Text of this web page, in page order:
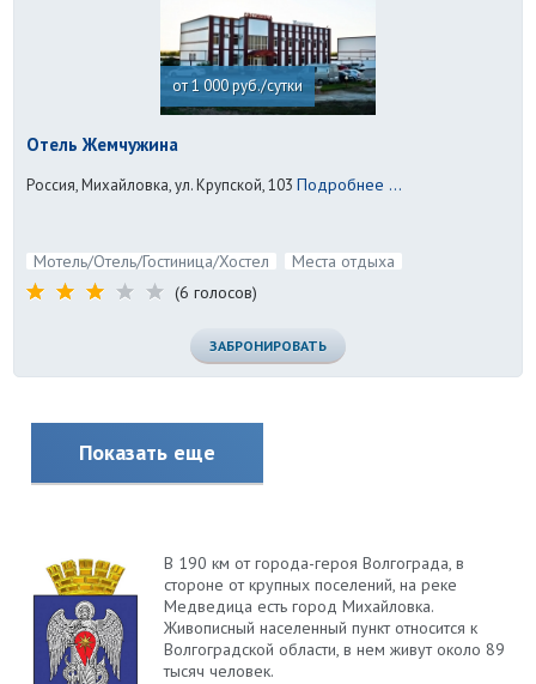
от 1 000 руб./сутки
Отель Жемчужина
Россия, Михайловка, ул. Крупской, 103 Подробнее ...
Мотель/Отель/Гостиница/Хостел
Места отдыха
(6 голосов)
ЗАБРОНИРОВАТЬ
Показать еще
В 190 км от города-героя Волгограда, в
стороне от крупных поселений, на реке
Медведица есть город Михайловка.
Живописный населенный пункт относится к
Волгоградской области, в нем живут около 89
тысяч человек.